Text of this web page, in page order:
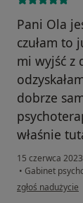
Pani Ola
czułam to
mi wyjść z
dobrze
właśnie
15 czerwca 2023
• Gabinet
w opinii
zgłoś nadużycie